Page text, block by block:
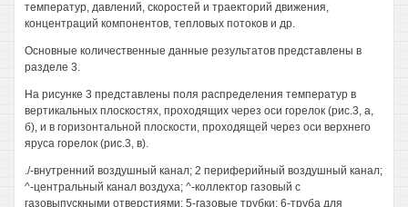
температур, давлений, скоростей и траекторий движения,
концентраций компонентов, тепловых потоков и др.
Основные количественные данные результатов представлены в
разделе 3.
На рисунке 3 представлены поля распределения температур в
вертикальных плоскостях, проходящих через оси горелок (рис.3, а,
б), и в горизонтальной плоскости, проходящей через оси верхнего
яруса горелок (рис.3, в).
./-внутренний воздушный канал; 2 периферийный воздушный канал;
^-центральный канал воздуха; ^-коллектор газовый с
газовыпускными отверстиями; 5-газовые трубки; 6-труба для